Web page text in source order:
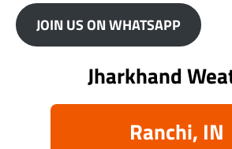
JOIN US ON WHATSAPP
Jharkhand
Ranchi, IN